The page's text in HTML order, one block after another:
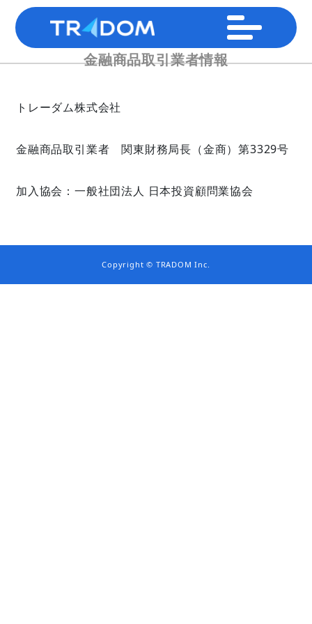
金融商品取引業者情報
トレーダム株式会社
金融商品取引業者 関東財務局長（金商）第3329号
加入協会：一般社団法人 日本投資顧問業協会
Copyright © TRADOM Inc.